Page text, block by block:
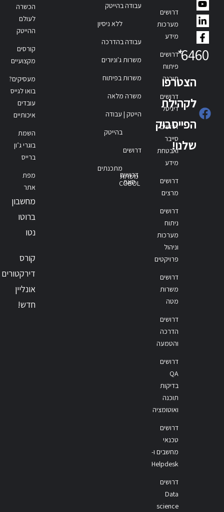
6460
*
הצטרפו
לקהילת
הפייסבוק
שלנו!
דרושים
מערכות
מידע
דרושים
פיתוח
תוכנה
דרושים
דיגיטל
דרושים
סייבר
ואבטחת
מידע
דרושים
מרצים
דרושים
ניתוח
מערכות
וניהול
פרויקטים
דרושים
משרות
מטה
דרושים
הדרכה
והטמעה
דרושים
QA
בדיקות
תוכנה
ואוטומציה
דרושים
טכנאי
מחשבים ו-
Helpdesk
דרושים
Data
science
עבודה בהייטק
ללא ניסיון
עבודה בהדרכה
משרות ג'וניורים
משרות בפיתוח
משרה מלאה
הייטק | עבודה
בהייטק
דרושים
מתכנתים
דרושים
סאפ
משרות
COBOL
הכשרה
לעולם
ההייטק
קורסים
מקצועיים
מעסיקים?
בואו לגייס
עובדים
איכותיים
השמת
בוגרי ג’ון
ברייס
מפת
אתר
מחשבון
ברוטו
נטו
קורס
דירקטורים
אונליין
חדש!